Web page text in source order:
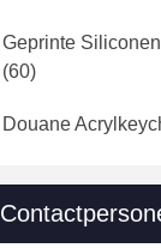
Geprinte
(60)
Douane